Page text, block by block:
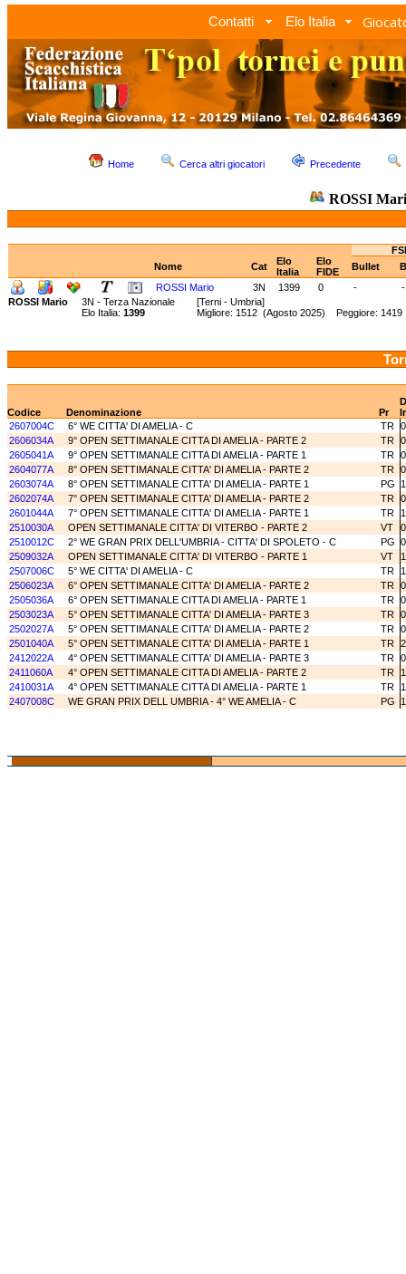
Contatti Elo Italia
Home Cerca altri giocatori Precedente
ROSSI
Nome
Cat
Elo
Italia
Elo
FIDE
Bullet
ROSSI Mario
3N 1399 0 -
-
ROSSI Mario
3N - Terza Nazionale [Terni - Umbria]
Elo Italia: 1399 Migliore: 1512 (Agosto 2025) Peggiore: 1419
Codice
Denominazione Pr
2607004C
6° WE CITTA' DI AMELIA - C TR
2606034A
9° OPEN SETTIMANALE CITTA DI AMELIA - PARTE 2 TR
2605041A
9° OPEN SETTIMANALE CITTA DI AMELIA - PARTE 1 TR
2604077A
8° OPEN SETTIMANALE CITTA' DI AMELIA - PARTE 2 TR
2603074A
8° OPEN SETTIMANALE CITTA' DI AMELIA - PARTE 1 PG
2602074A
7° OPEN SETTIMANALE CITTA' DI AMELIA - PARTE 2 TR
2601044A
7° OPEN SETTIMANALE CITTA' DI AMELIA - PARTE 1 TR
2510030A
OPEN SETTIMANALE CITTA' DI VITERBO - PARTE 2 VT
2510012C
2° WE GRAN PRIX DELL'UMBRIA - CITTA' DI SPOLETO - C PG
2509032A
OPEN SETTIMANALE CITTA' DI VITERBO - PARTE 1 VT
2507006C
5° WE CITTA' DI AMELIA - C TR
2506023A
6° OPEN SETTIMANALE CITTA' DI AMELIA - PARTE 2 TR
2505036A
6° OPEN SETTIMANALE CITTA DI AMELIA - PARTE 1 TR
2503023A
5° OPEN SETTIMANALE CITTA' DI AMELIA - PARTE 3 TR
2502027A
5° OPEN SETTIMANALE CITTA' DI AMELIA - PARTE 2 TR
2501040A
5° OPEN SETTIMANALE CITTA' DI AMELIA - PARTE 1 TR
2412022A
4° OPEN SETTIMANALE CITTA' DI AMELIA - PARTE 3 TR
2411060A
4° OPEN SETTIMANALE CITTA DI AMELIA - PARTE 2 TR
2410031A
4° OPEN SETTIMANALE CITTA DI AMELIA - PARTE 1 TR
2407008C
WE GRAN PRIX DELL UMBRIA - 4° WE AMELIA - C PG